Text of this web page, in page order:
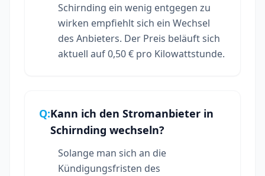
Schirnding ein wenig entgegen zu
wirken empfiehlt sich ein Wechsel
des Anbieters. Der Preis beläuft sich
aktuell auf 0,50 € pro Kilowattstunde.
Q:Kann ich den Stromanbieter in
Schirnding wechseln?
Solange man sich an die
Kündigungsfristen des